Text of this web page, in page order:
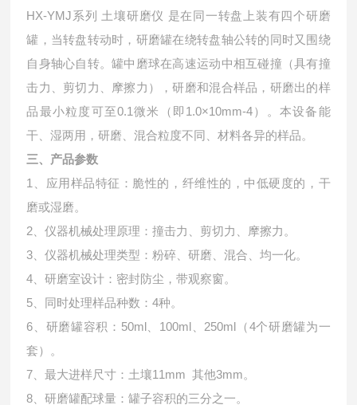
HX-YMJ系列 土壤研磨仪 是在同一转盘上装有四个研磨
罐，当转盘转动时，研磨罐在绕转盘轴公转的同时又围绕
自身轴心自转。罐中磨球在高速运动中相互碰撞（具有撞
击力、剪切力、摩擦力），研磨和混合样品，研磨出的样
品最小粒度可至0.1微米（即1.0×10mm-4）。本设备能
干、湿两用，研磨、混合粒度不同、材料各异的样品。
三、产品参数
1、应用样品特征：脆性的，纤维性的，中低硬度的，干
磨或湿磨。
2、仪器机械处理原理：撞击力、剪切力、摩擦力。
3、仪器机械处理类型：粉碎、研磨、混合、均一化。
4、研磨室设计：密封防尘，带观察窗。
5、同时处理样品种数：4种。
6、研磨罐容积：50ml、100ml、250ml（4个研磨罐为一
套）。
7、最大进样尺寸：土壤11mm 其他3mm。
8、研磨罐配球量：罐子容积的三分之一。